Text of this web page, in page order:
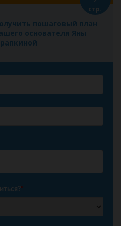
пошаговый план
основателя Яны
стр.
*